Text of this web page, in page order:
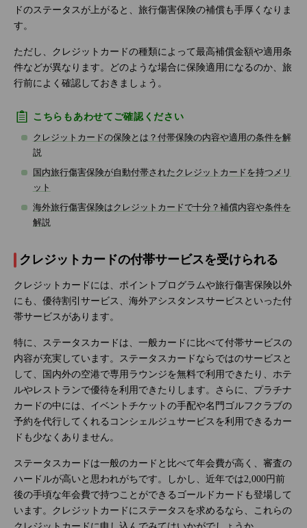
ドのステータスが上がると、旅行傷害保険の補償も手厚くなりま
す。
ただし、クレジットカードの種類によって最高補償金額や適用条
件などが異なります。どのような場合に保険適用になるのか、旅
行前によく確認しておきましょう。
こちらもあわせてご確認ください
クレジットカードの保険とは？付帯保険の内容や適用の条件を解
説
国内旅行傷害保険が自動付帯されたクレジットカードを持つメリ
ット
海外旅行傷害保険はクレジットカードで十分？補償内容や条件を
解説
クレジットカードの付帯サービスを受けられる
クレジットカードには、ポイントプログラムや旅行傷害保険以外
にも、優待割引サービス、海外アシスタンスサービスといった付
帯サービスがあります。
特に、ステータスカードは、一般カードに比べて付帯サービスの
内容が充実しています。ステータスカードならではのサービスと
して、国内外の空港で専用ラウンジを無料で利用できたり、ホテ
ルやレストランで優待を利用できたりします。さらに、プラチナ
カードの中には、イベントチケットの手配や名門ゴルフクラブの
予約を代行してくれるコンシェルジュサービスを利用できるカー
ドも少なくありません。
ステータスカードは一般のカードと比べて年会費が高く、審査の
ハードルが高いと思われがちです。しかし、近年では2,000円前
後の手頃な年会費で持つことができるゴールドカードも登場して
います。クレジットカードにステータスを求めるなら、これらの